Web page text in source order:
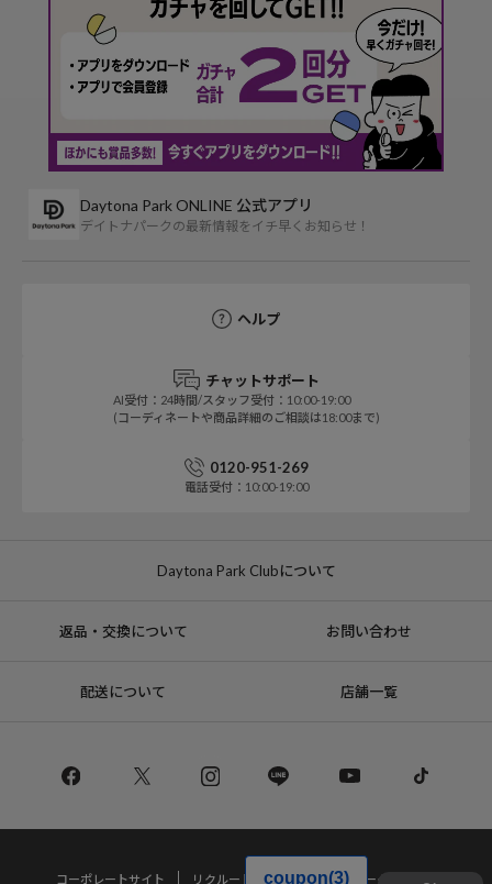
Daytona Park ONLINE 公式アプリ
デイトナパークの最新情報をイチ早くお知らせ！
ヘルプ
チャットサポート
AI受付：24時間/スタッフ受付：10:00-19:00
(コーディネートや商品詳細のご相談は18:00まで)
0120-951-269
電話受付：10:00-19:00
Daytona Park Clubについて
返品・交換について お問い合わせ
配送について 店舗一覧
コーポレートサイト リクルート サステナブルマークについて